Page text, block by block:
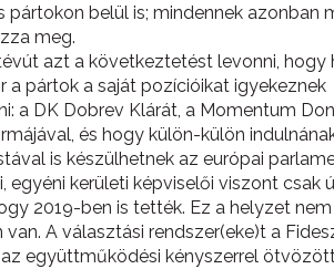
belül is; mindennek azonban
meg.
azt a következtetést levonni, hogy
a pártok a saját pozícióikat igyekeznek
a DK Dobrev Klárát, a Momentum
és hogy külön-külön
is készülhetnek az európai
egyéni kerületi képviselői viszont csak
2019-ben is tették. Ez a helyzet
A választási rendszer(eke)t a
együttműködési kényszerrel